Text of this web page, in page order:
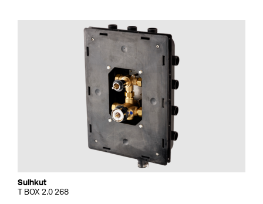
Suihkut
T BOX 2.0 268